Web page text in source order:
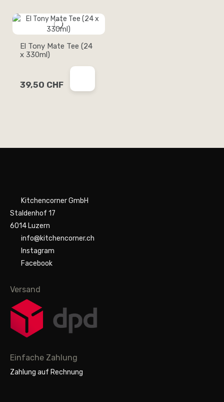
El Tony Mate Tee (24
x 330ml)
39,50 CHF
Kitchencorner GmbH
Staldenhof 17
6014 Luzern
info@kitchencorner.ch
Instagram
Facebook
Versand
Einfache Zahlung
Zahlung auf Rechnung